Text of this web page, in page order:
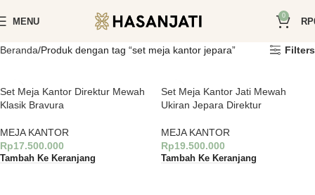
MENU
0
RP
Beranda Produk dengan tag “set meja kantor jepara” Filters
Set Meja Kantor Direktur Mewah
Klasik Bravura
MEJA KANTOR
Rp17.500.000
Tambah Ke Keranjang
Set Meja Kantor Jati Mewah
Ukiran Jepara Direktur
MEJA KANTOR
Rp19.500.000
Tambah Ke Keranjang